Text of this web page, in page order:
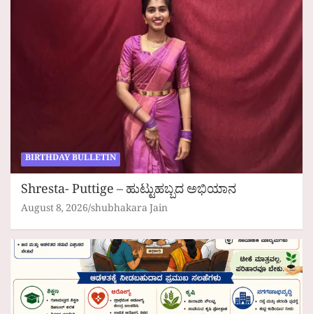
BIRTHDAY BULLETIN
Shresta- Puttige – ಹುಟ್ಟುಹಬ್ಬದ ಅಭಿಯಾನ
August 8, 2026 shubhakara Jain